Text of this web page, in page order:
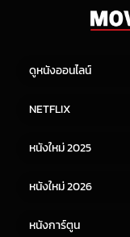
ดูหนังออนไลน์
หนังจีน
NETFLIX
หนังใหม่ 2025
หนังใหม่ 2026
หนังการ์ตูน